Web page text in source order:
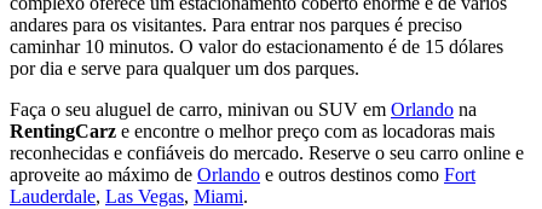
andares para os visitantes. Para entrar nos parques é preciso
caminhar 10 minutos. O valor do estacionamento é de 15 dólares
por dia e serve para qualquer um dos parques.
Faça o seu aluguel de carro, minivan ou SUV em Orlando na
RentingCarz e encontre o melhor preço com as locadoras mais
reconhecidas e confiáveis do mercado. Reserve o seu carro online e
aproveite ao máximo de Orlando e outros destinos como Fort
Lauderdale, Las Vegas, Miami.